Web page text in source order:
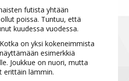
futista yhtään
poissa. Tuntuu, että
kuudessa vuodessa.
on yksi kokeneimmista
esimerkkiä
Joukkue on nuori, mutta
erittäin lämmin.